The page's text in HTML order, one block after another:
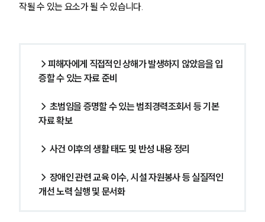
작될 수 있는 요소가 될 수 있습니다.
→피해자에게 직접적인 상해가 발생하지 않았음을 입
증할 수 있는 자료 준비
→ 초범임을 증명할 수 있는 범죄경력조회서 등 기본
자료 확보
→ 사건 이후의 생활 태도 및 반성 내용 정리
→ 장애인 관련 교육 이수, 시설 자원봉사 등 실질적인
개선 노력 실행 및 문서화